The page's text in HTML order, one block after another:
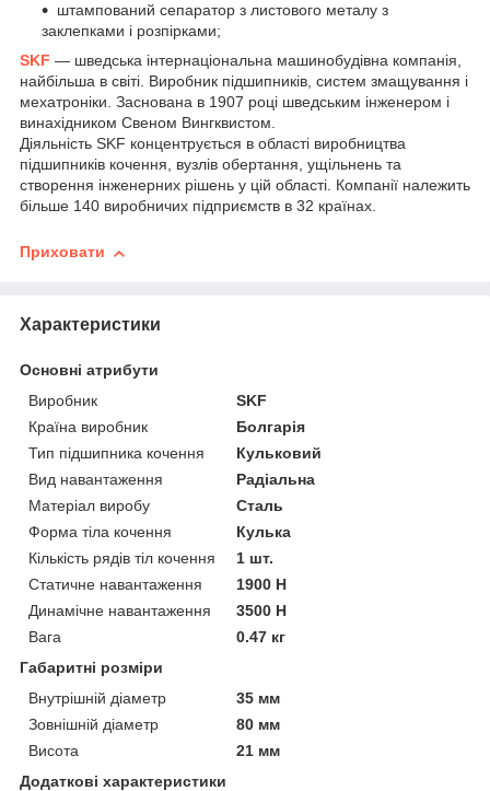
штампований сепаратор з листового металу з
заклепками і розпірками;
SKF — шведська інтернаціональна машинобудівна компанія,
найбільша в світі. Виробник підшипників, систем змащування і
мехатроніки. Заснована в 1907 році шведським інженером і
винахідником Свеном Вингквистом.
Діяльність SKF концентрується в області виробництва
підшипників кочення, вузлів обертання, ущільнень та
створення інженерних рішень у цій області. Компанії належить
більше 140 виробничих підприємств в 32 країнах.
Приховати
Характеристики
Основні атрибути
Виробник
SKF
Країна виробник
Болгарія
Тип підшипника кочення
Кульковий
Вид навантаження
Радіальна
Матеріал виробу
Сталь
Форма тіла кочення
Кулька
Кількість рядів тіл кочення
1 шт.
Статичне навантаження
1900 Н
Динамічне навантаження
3500 Н
Вага
0.47 кг
Габаритні розміри
Внутрішній діаметр
35 мм
Зовнішній діаметр
80 мм
Висота
21 мм
Додаткові характеристики